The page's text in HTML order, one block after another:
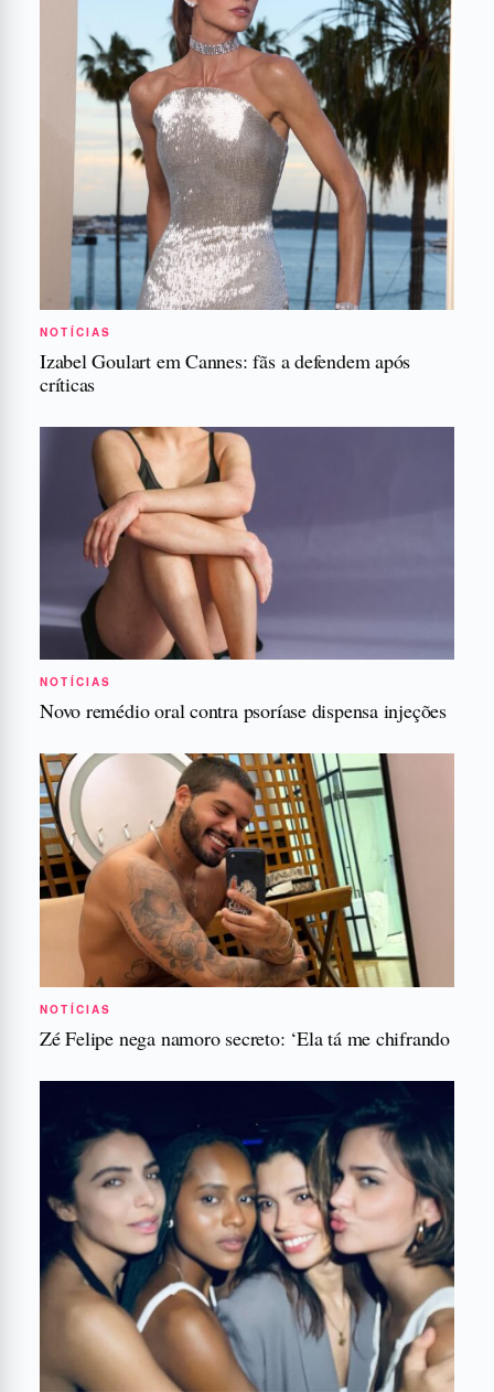
NOTÍCIAS
Izabel Goulart em Cannes: fãs a defendem após
críticas
NOTÍCIAS
Novo remédio oral contra psoríase dispensa injeções
NOTÍCIAS
Zé Felipe nega namoro secreto: ‘Ela tá me chifrando